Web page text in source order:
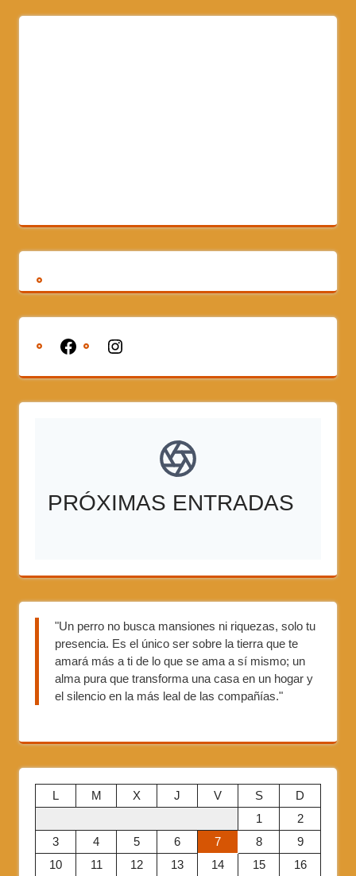
PRÓXIMAS ENTRADAS
"Un perro no busca mansiones ni riquezas, solo tu
presencia. Es el único ser sobre la tierra que te
amará más a ti de lo que se ama a sí mismo; un
alma pura que transforma una casa en un hogar y
el silencio en la más leal de las compañías."
L M X J V S
D
1
2
3
4 5 6 7 8
9
10
11 12 13 14 15 16